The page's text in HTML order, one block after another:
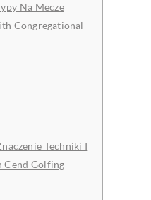
Na Mecze
Congregational
Techniki I
Cend Golfing